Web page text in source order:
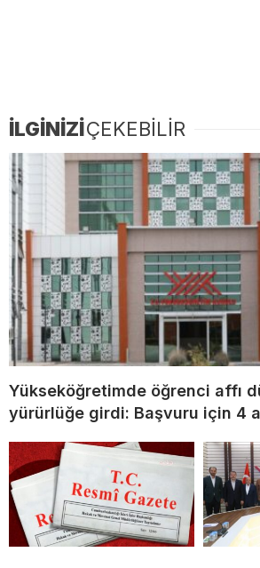
İLGİNİZİÇEKEBİLİR
Yükseköğretimde öğrenci affı
yürürlüğe girdi: Başvuru için 4